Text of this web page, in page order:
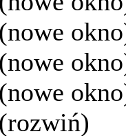
(nowe
(nowe
(nowe
(rozwiń)